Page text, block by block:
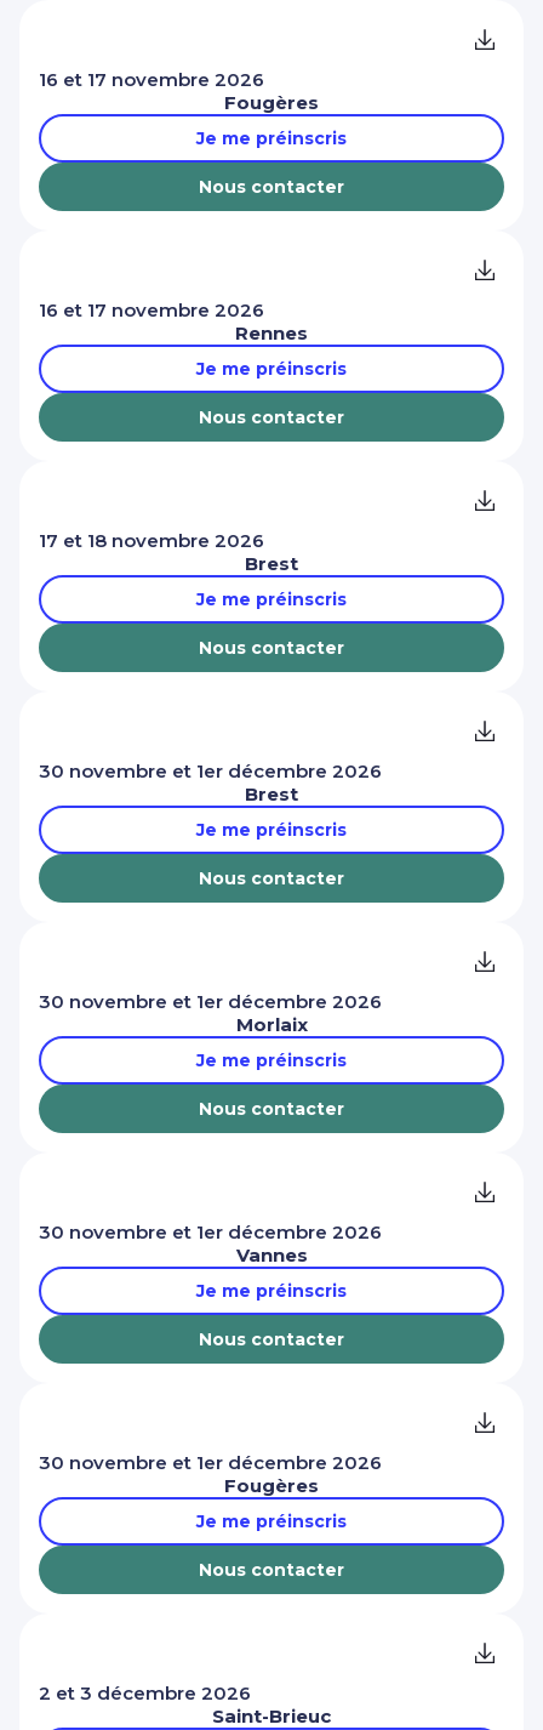
16 et 17 novembre 2026
Fougères
Je me préinscris
Nous contacter
16 et 17 novembre 2026
Rennes
Je me préinscris
Nous contacter
17 et 18 novembre 2026
Brest
Je me préinscris
Nous contacter
30 novembre et 1er décembre 2026
Brest
Je me préinscris
Nous contacter
30 novembre et 1er décembre 2026
Morlaix
Je me préinscris
Nous contacter
30 novembre et 1er décembre 2026
Vannes
Je me préinscris
Nous contacter
30 novembre et 1er décembre 2026
Fougères
Je me préinscris
Nous contacter
2 et 3 décembre 2026
Saint-Brieuc